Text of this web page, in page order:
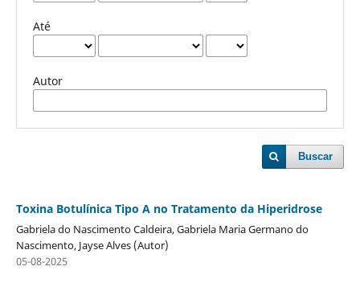
Até
Autor
Buscar
Toxina Botulínica Tipo A no Tratamento da Hiperidrose
Gabriela do Nascimento Caldeira, Gabriela Maria Germano do
Nascimento, Jayse Alves (Autor)
05-08-2025